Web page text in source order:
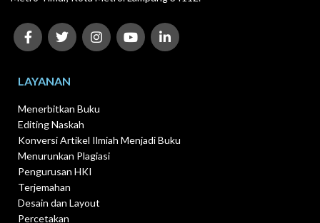
LAYANAN
Menerbitkan Buku
Editing Naskah
Konversi Artikel Ilmiah Menjadi Buku
Menurunkan Plagiasi
Pengurusan HKI
Terjemahan
Desain dan Layout
Percetakan